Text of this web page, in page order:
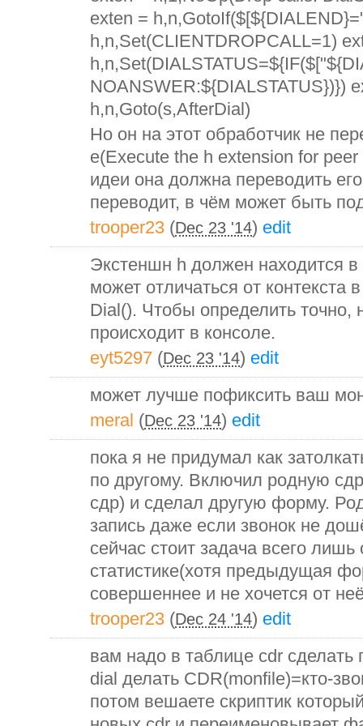
exten =
h,n,Set(CLIENTDROPCALL=1)
NOANSWER:${DIALSTATUS})})
h,n,Goto(s,AfterDial)
Но он на этот обработчик не
e(Execute the h extension for
идеи она должна переводить
переводит, в чём может быть
trooper23 (Dec 23 '14) edit
Экстеншн h должен находится в
может отличаться от контекста
Dial(). Чтобы определить точно,
происходит в консоле.
eyt5297 (Dec 23 '14) edit
может лучше пофиксить ваш
meral (Dec 23 '14) edit
пока я не придумал как
по другому. Включил родную
сдр) и сделал другую форму.
запись даже если звонок не
сейчас стоит задача всего
статистике(хотя предыдущая
совершеннее и не хочется от
trooper23 (Dec 24 '14) edit
вам надо в таблице cdr
dial делать CDR(monfile)=кто-
потом вешаете скриптик